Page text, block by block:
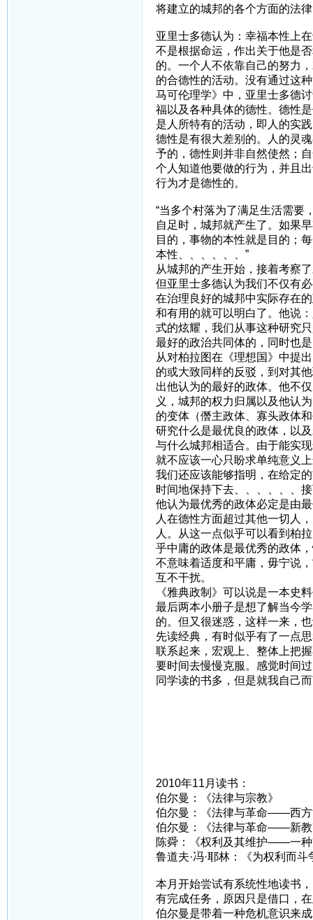
将建立的城邦的各个方面的法
亚里士多德认为：幸福本性上
不是根据命运，作出关于他是
的。一个人不依靠自己的努力
的合德性的活动。没有通过这
马可伦理学》中，亚里士多德
福以及各种具体的德性。德性
是人所特有的活动，即人的实
德性是有很大差别的。人的灵
予的，德性则并非自然使然；
个人知道他要做的行为，并且
行为才是德性的。
“当多个村落为了满足生活需要
自足时，城邦就产生了。如果
目的，事物的本性就是目的；
本性、、、、、、”
从城邦的产生开始，接着考察
但亚里士多德认为我们不仅有
在治理良好的城邦中实际存在
和有用的就可以明白了。他说
式的炫耀，我们从事这种研究
最好的政治共同体的，同时也
从对柏拉图在《理想国》中提
的或大致同样的反驳，到对其
出他认为的最好的政体。他不
义，城邦的权力归属以及他认
的变体（僭主政体、寡头政体
研究什么是最优良的政体，以
与什么城邦相适合。由于能实
就不应该一心只盼求单纯意义
我们还应该能够指明，在给定
时间地保持下去、、、、、、
他认为最优秀的政体必定是由
人在德性方面超过其他一切人
人。从这一点似乎可以看到柏
乎中庸的政体是最优秀的政体
不意味着适度和平庸，毋宁说
互不干扰。
《雅典政制》可以说是一本史
最后两本小册子是想了解当今
的。但又很迷惑，这样一来，
先读经典，有时似乎有了一点
联系起来，宏观上、整体上把
要时间去慢慢克服。感觉时间
同学读的书多，但是就我自己
2010年11月读书：
伯尔曼：《法律与宗教》
伯尔曼：《法律与革命——西方
伯尔曼：《法律与革命——新教
陈舜：《权利及其维护——一种
鲁道夫·冯·耶林：《为权利而斗
本月开始尝试有系统性地读书
有完成任务，原因只是借口，
伯尔曼是带着一种危机意识来